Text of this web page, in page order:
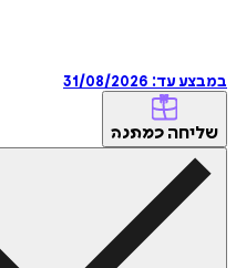
במבצע עד: 31/08/2026
שליחה כמתנה